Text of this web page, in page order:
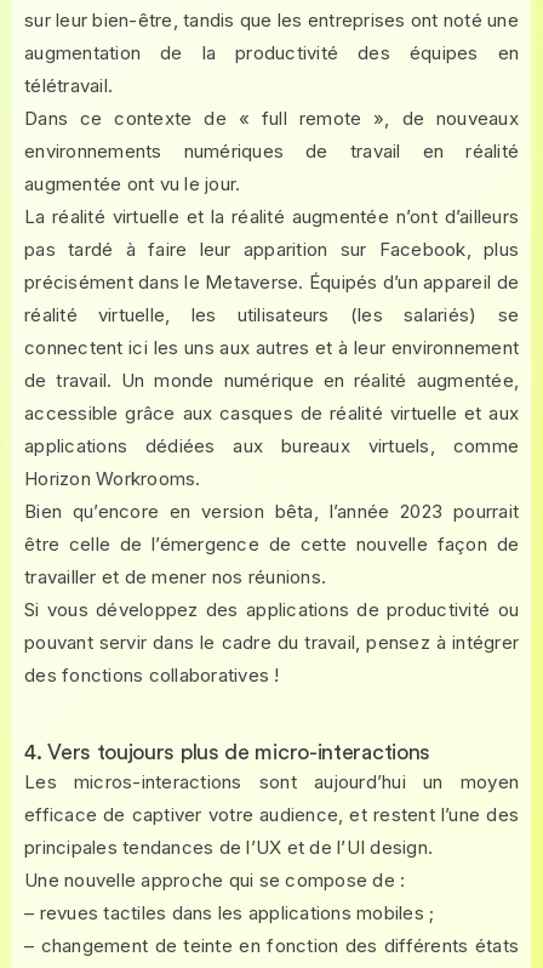
sur leur bien-être, tandis que les entreprises ont noté une
augmentation de la productivité des équipes en
télétravail.
Dans ce contexte de « full remote », de nouveaux
environnements numériques de travail en réalité
augmentée ont vu le jour.
La réalité virtuelle et la réalité augmentée n’ont d’ailleurs
pas tardé à faire leur apparition sur Facebook, plus
précisément dans le Metaverse. Équipés d’un appareil de
réalité virtuelle, les utilisateurs (les salariés) se
connectent ici les uns aux autres et à leur environnement
de travail. Un monde numérique en réalité augmentée,
accessible grâce aux casques de réalité virtuelle et aux
applications dédiées aux bureaux virtuels, comme
Horizon Workrooms.
Bien qu’encore en version bêta, l’année 2023 pourrait
être celle de l’émergence de cette nouvelle façon de
travailler et de mener nos réunions.
Si vous développez des applications de productivité ou
pouvant servir dans le cadre du travail, pensez à intégrer
des fonctions collaboratives !
4. Vers toujours plus de micro-interactions
Les micros-interactions sont aujourd’hui un moyen
efficace de captiver votre audience, et restent l’une des
principales tendances de l’UX et de l’UI design.
Une nouvelle approche qui se compose de :
– revues tactiles dans les applications mobiles ;
– changement de teinte en fonction des différents états